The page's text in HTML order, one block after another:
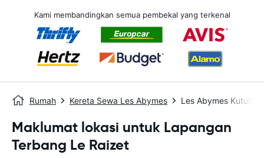
Kami membandingkan semua pembekal yang terkenal
Rumah Kereta Sewa Les Abymes Les Abymes Kutub
Maklumat lokasi untuk Lapangan
Terbang Le Raizet